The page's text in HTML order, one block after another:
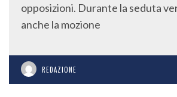
opposizioni. Durante la seduta
anche la mozione
REDAZIONE